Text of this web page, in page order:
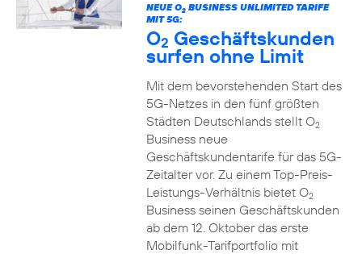
NEUE O2BUSINESS UNLIMITED TARIFE
MIT 5G:
O2 Geschäftskunden
surfen ohne Limit
Mit dem bevorstehenden Start des
5G-Netzes in den fünf größten
Städten Deutschlands stellt O2
Business neue
Geschäftskundentarife für das 5G-
Zeitalter vor. Zu einem Top-Preis-
Leistungs-Verhältnis bietet O2
Business seinen Geschäftskunden
ab dem 12. Oktober das erste
Mobilfunk-Tarifportfolio mit